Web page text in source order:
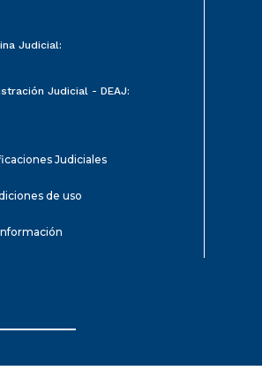
Judicial:
Judicial - DEAJ:
Judiciales
de uso